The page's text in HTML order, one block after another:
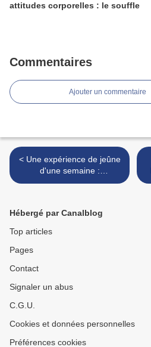
attitudes corporelles : le souffle
Commentaires
Ajouter un commentaire
< Une expérience de jeûne
d'une semaine :
témoignage de G. Cacot
Hébergé par Canalblog
Top articles
Pages
Contact
Signaler un abus
C.G.U.
Cookies et données personnelles
Préférences cookies